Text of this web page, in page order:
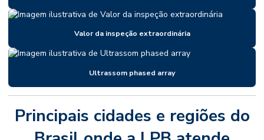
Valor da inspeção extraordinária
Ultrassom phased array
Principais cidades e regiões do